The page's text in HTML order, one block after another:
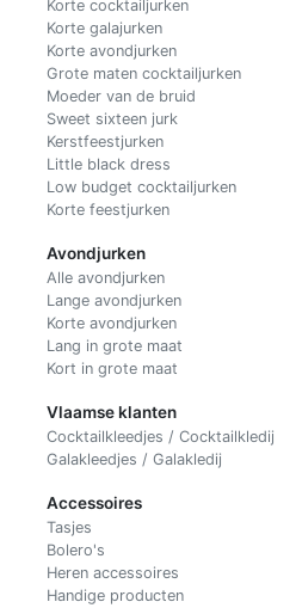
Korte cocktailjurken
Korte galajurken
Korte avondjurken
Grote maten cocktailjurken
Moeder van de bruid
Sweet sixteen jurk
Kerstfeestjurken
Little black dress
Low budget cocktailjurken
Korte feestjurken
Avondjurken
Alle avondjurken
Lange avondjurken
Korte avondjurken
Lang in grote maat
Kort in grote maat
Vlaamse klanten
Cocktailkleedjes / Cocktailkledij
Galakleedjes / Galakledij
Accessoires
Tasjes
Bolero's
Heren accessoires
Handige producten